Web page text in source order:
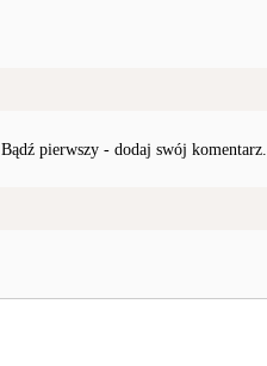
pierwszy - dodaj swój komentarz.